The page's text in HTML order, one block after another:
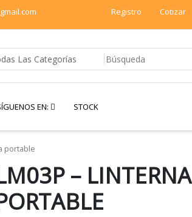
Registro Cotizar
EN: STOCK
portable
– LINTERNA